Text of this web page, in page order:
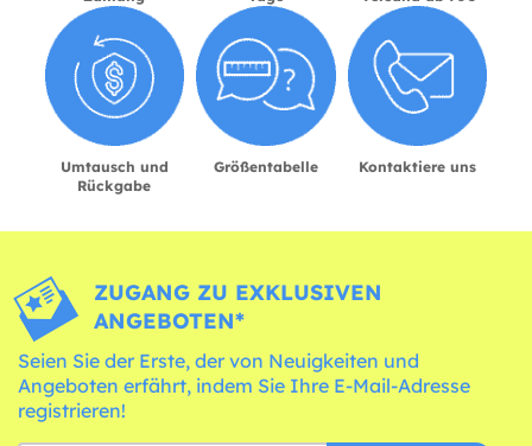
Umtausch und
Rückgabe
Größentabelle Kontaktiere uns
ZUGANG ZU EXKLUSIVEN
ANGEBOTEN*
Seien Sie der Erste, der von Neuigkeiten und
Angeboten erfährt, indem Sie Ihre E-Mail-Adresse
registrieren!